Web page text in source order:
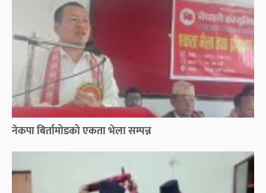
नेकपा बिर्तामोडको एकता भेला सम्पन्न